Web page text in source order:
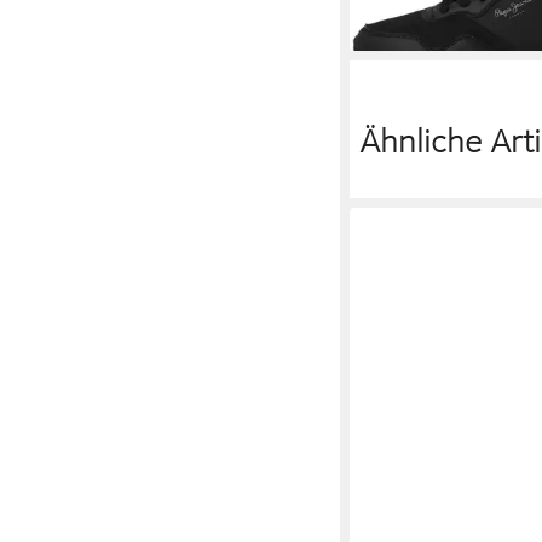
Ähnliche